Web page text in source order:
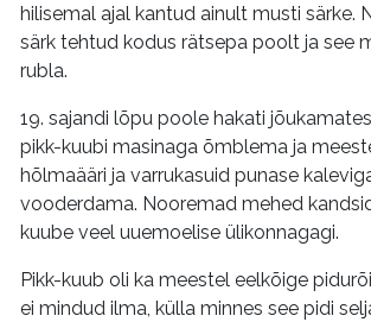
hilisemal ajal kantud ainult musti särke.
särk tehtud kodus rätsepa poolt ja see
rubla.
19. sajandi lõpu poole hakati
pikk-kuubi masinaga õmblema ja
hõlmaääri ja varrukasuid punase
vooderdama. Nooremad mehed
kuube veel uuemoelise ülikonnagagi.
Pikk-kuub oli ka meestel eelkõige
ei mindud ilma, külla minnes see pidi